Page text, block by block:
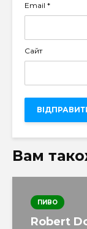
Email *
Сайт
Вам
ПИВО
Robert